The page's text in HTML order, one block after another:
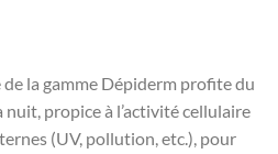
la gamme Dépiderm profite du
nuit, propice à l’activité cellulaire
(UV, pollution, etc.), pour